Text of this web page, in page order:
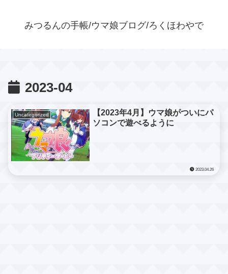
みつるんの手帳/ウマ娘ブログ/ろくほわやで
2023-04
Uncategorized
【2023年4月】ウマ娘がついにパ
ソコンで遊べるように
2023.04.26